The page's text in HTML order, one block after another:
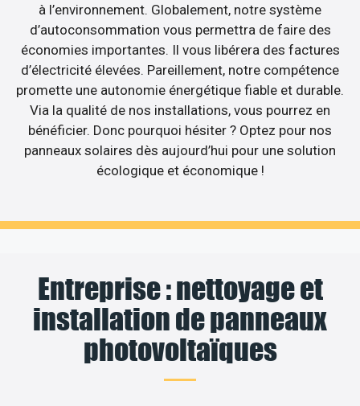
à l’environnement. Globalement, notre système
d’autoconsommation vous permettra de faire des
économies importantes. Il vous libérera des factures
d’électricité élevées. Pareillement, notre compétence
promette une autonomie énergétique fiable et durable.
Via la qualité de nos installations, vous pourrez en
bénéficier. Donc pourquoi hésiter ? Optez pour nos
panneaux solaires dès aujourd’hui pour une solution
écologique et économique !
Entreprise : nettoyage et
installation de panneaux
photovoltaïques